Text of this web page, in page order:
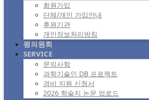
회원가입
단체/개인 가입안내
후원기관
개인정보처리방침
평의원회
SERVICE
문의사항
과학기술인 DB 프로젝트
경비 지원 신청서
2026 학술지 논문 업로드